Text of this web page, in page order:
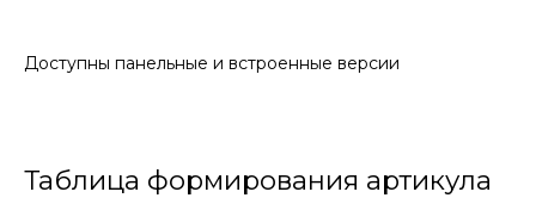
Доступны панельные и встроенные версии
Таблица формирования артикула